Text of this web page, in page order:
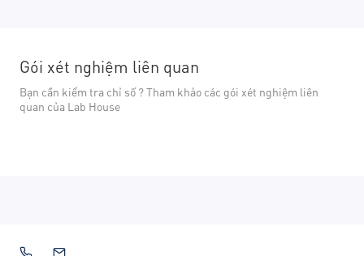
Gói xét nghiệm liên quan
Bạn cần kiểm tra chỉ số ? Tham khảo các gói xét nghiệm liên
quan của Lab House